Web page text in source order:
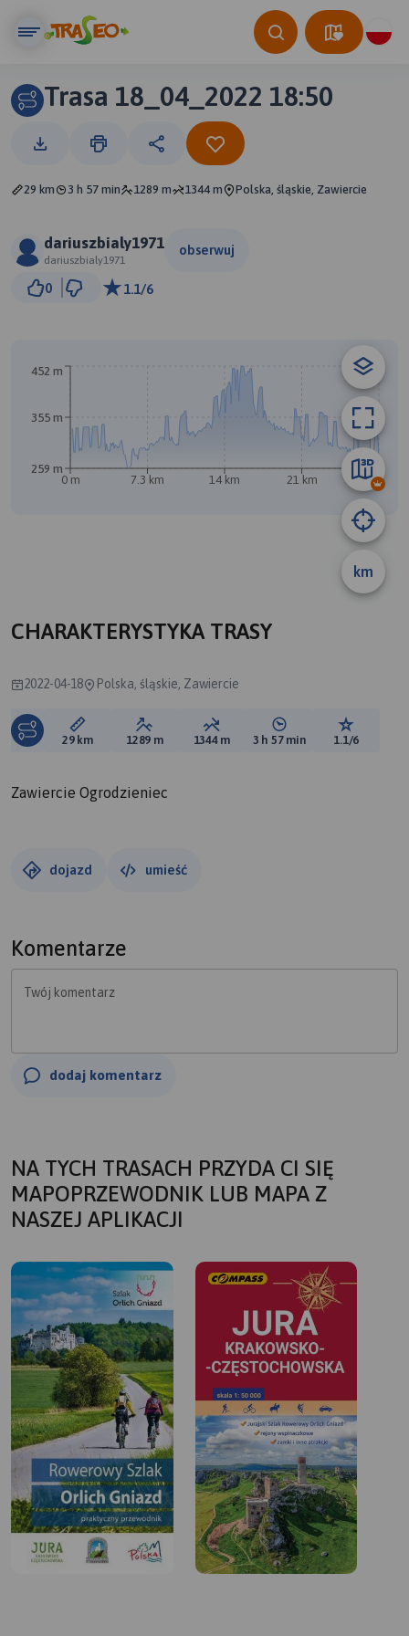
Trasa 18_04_2022 18:50
29 km 3 h 57 min 1289 m 1344 m Polska, śląskie, Zawiercie
dariuszbialy1971
dariuszbialy1971
obserwuj
0 1.1/6
km
0 m 7.3 km 14 km 21 km 29 km
259 m
355 m
452 m
CHARAKTERYSTYKA TRASY
2022-04-18 Polska, śląskie, Zawiercie
Długość trasy:
29 km Suma przewyższeń:
1289 m Suma spadków:
1344 m Średni czas potrzebny
3 h 57 min Ocena
1.1/6
Zawiercie Ogrodzieniec
dojazd umieść
Komentarze
Twój komentarz
dodaj komentarz
NA TYCH TRASACH PRZYDA CI SIĘ
MAPOPRZEWODNIK LUB MAPA Z
NASZEJ APLIKACJI